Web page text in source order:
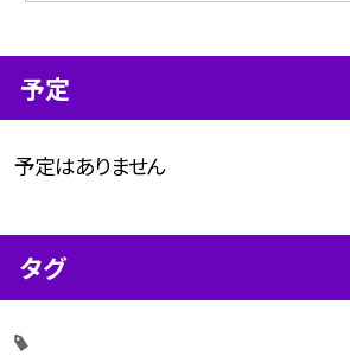
予定
予定はありません
タグ